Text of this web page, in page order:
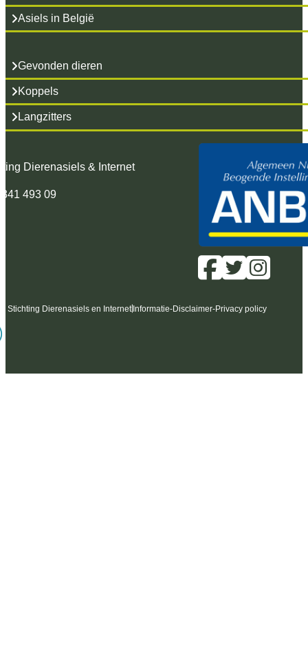
Asiels in België
Gevonden dieren
Koppels
Langzitters
Dierenasiels & Internet
493 09
Stichting Dierenasiels en Internet Informatie-Disclaimer-Privacy policy